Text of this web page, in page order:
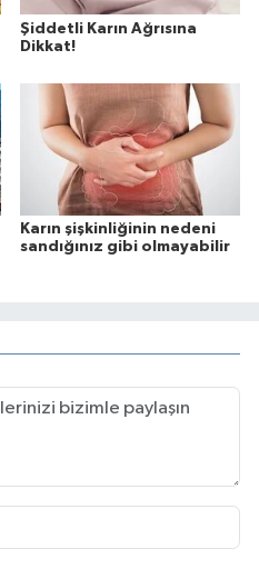
Şiddetli Karın Ağrısına
Dikkat!
Karın şişkinliğinin nedeni
sandığınız gibi olmayabilir